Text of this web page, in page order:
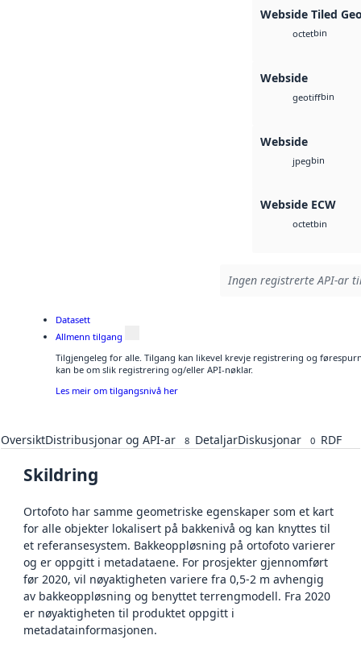
Webside Tiled
octetbin
Webside
geotiffbin
Webside
jpegbin
Webside ECW
octetbin
Ingen registrerte API-ar
Datasett
Allmenn tilgang
Tilgjengeleg for alle. Tilgang kan likevel krevje registrering og
kan be om slik registrering og/eller API-nøklar.
Les meir om tilgangsnivå her
OversiktDistribusjonar og API-ar 8 DetaljarDiskusjonar 0 RDF
Skildring
Ortofoto har samme geometriske egenskaper som et kart
for alle objekter lokalisert på bakkenivå og kan knyttes til
et referansesystem. Bakkeoppløsning på ortofoto varierer
og er oppgitt i metadataene. For prosjekter gjennomført
før 2020, vil nøyaktigheten variere fra 0,5-2 m avhengig
av bakkeoppløsning og benyttet terrengmodell. Fra 2020
er nøyaktigheten til produktet oppgitt i
metadatainformasjonen.